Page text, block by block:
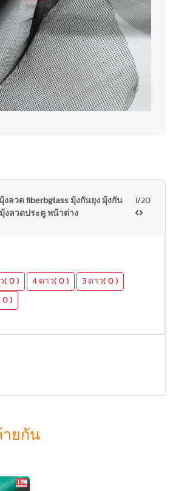
มุ้งลวด fiberbglass มุ้งกันยุง มุ้งกัน
งลวดประตู หน้าต่าง
1/20
( 0 ) 4 ดาว( 0 ) 3 ดาว( 0 )
0 )
ยกัน